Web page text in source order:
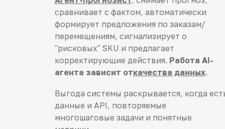
сравнивает с фактом, автоматически
формирует предложения по заказам/
перемещениям, сигнализирует о
"рисковых" SKU и предлагает
корректирующие действия. Работа AI-
агента зависит откачества данных.
Выгода системы раскрывается, когда
данные и API, повторяемые
многошаговые задачи и понятные